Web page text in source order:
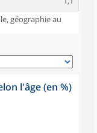
géographie au
l'âge (en %)